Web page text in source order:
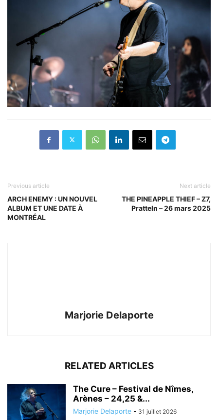
Previous article
ARCH ENEMY : UN NOUVEL
ALBUM ET UNE DATE À
MONTRÉAL
Next article
THE PINEAPPLE THIEF – Z7,
Pratteln – 26 mars 2025
Marjorie Delaporte
RELATED ARTICLES
The Cure – Festival de Nîmes,
Arènes – 24,25 &...
Marjorie Delaporte - 31 juillet 2026